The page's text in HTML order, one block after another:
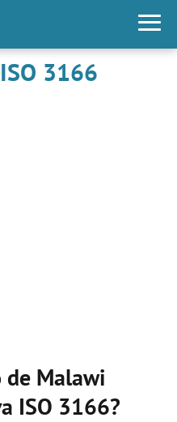
3166
de Malawi
ISO 3166?